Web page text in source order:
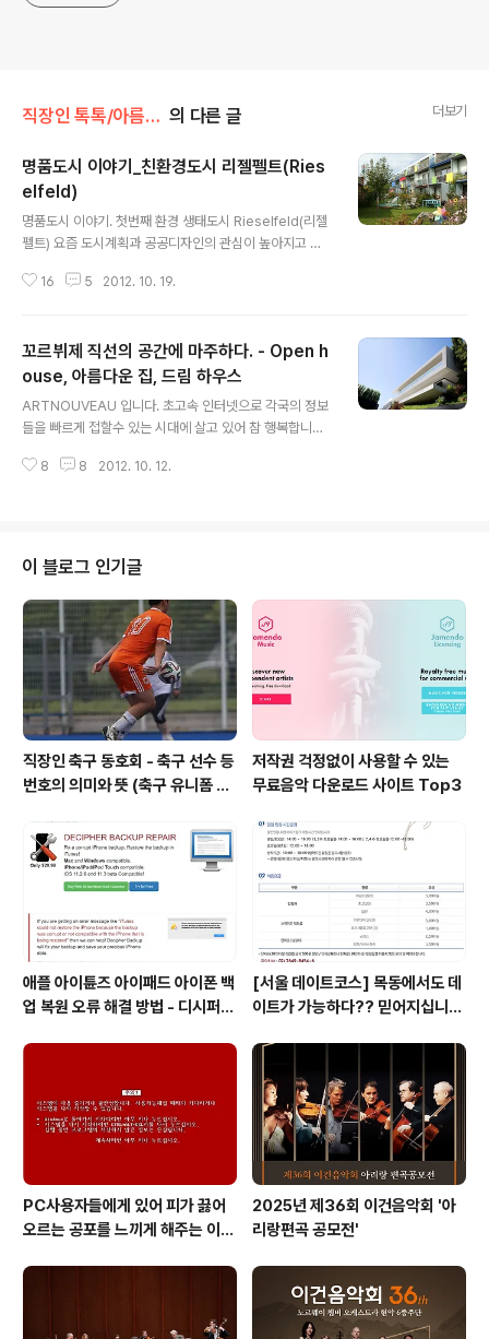
직장인 톡톡/아름다운 건축 의 다른 글 더보기
명품도시 이야기_친환경도시 리젤펠트(Ries
elfeld)
명품도시 이야기. 첫번째 환경 생태도시 Rieselfeld(리젤
펠트) 요즘 도시계획과 공공디자인의 관심이 높아지고 있
을 볼수 있습니다. 미래의 도시는 친환경적이고 지속가능
행복을 느낄 수 있는 사람과 문화의 중심이 되어야 합니다.
그래서 이번 포스팅할 주제는 친환경 도시 중에서도 독일
의 프랑크부르그 리젤펠트(Rieselfeld)소개 합니다. 리젤
펠트는 독일의 vauban(보봉마을)과 비슷하지만 다른 매
력을 가지고 있는 도시랍니다. 한번 보실까요? 이미지 출처
: www.imaginerlequebecautrement.org 광교신도
16 5 2012. 10. 19.
꼬르뷔제 직선의 공간에 마주하다. - Open h
ouse, 아름다운 집, 드림 하우스
ARTNOUVEAU 입니다. 초고속 인터넷으로 각국의 정보
들을 빠르게 접할수 있는 시대에 살고 있어 참 행복합니다.
건축물의 정보도 쉽고 빠르게 볼수있습니다. 저는 주로 네
느날 우연히 오랜만에 제 눈을 번득이는 작품이 하나 올라
왔더군요. 여러분과 공유하고싶어 포스팅합니다. 저는 중
간중간 제 개인적인 생각을 넣어서 이번글을 만들어 보도
록 하겠습니다. 시작합니다... 아울러 아래 사진 자료의 출
처는이곳입니다. 다른 멋진 건축물을 실컷 즐기시길 바랍
니다. http://blog.naver..
8 8 2012. 10. 12.
이 블로그 인기글
직장인 축구 동호회 - 축구 선수 등
번호의 의미와 뜻 (축구 유니폼 번
저작권 걱정없이 사용할 수 있는
무료음악 다운로드 사이트 Top3
애플 아이튠즈 아이패드 아이폰 백
업 복원 오류 해결 방법 - 디시퍼
p repair
[서울 데이트코스] 목동에서도 데
이트가 가능하다?? 믿어지십니
PC사용자들에게 있어 피가 끓어
오르는 공포를 느끼게 해주는 이
드 스크린이 있다는 사실!! 알고 계
2025년 제36회 이건음악회 '아
리랑편곡 공모전'